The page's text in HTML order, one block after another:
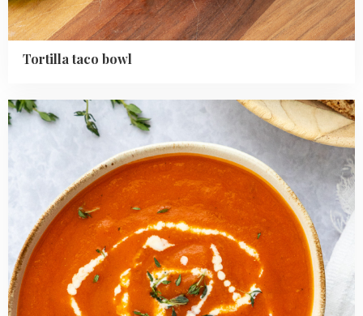
Tortilla taco bowl
Read
more
tomatensoep
maken